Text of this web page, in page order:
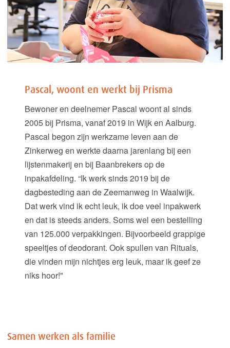
Pascal, woont en werkt bij Prisma
Bewoner en deelnemer Pascal woont al sinds
2005 bij Prisma, vanaf 2019 in Wijk en Aalburg.
Pascal begon zijn werkzame leven aan de
Zinkerweg en werkte daarna jarenlang bij een
lijstenmakerij en bij Baanbrekers op de
inpakafdeling. “Ik werk sinds 2019 bij de
dagbesteding aan de Zeemanweg in Waalwijk.
Dat werk vind ik echt leuk, ik doe veel inpakwerk
en dat is steeds anders. Soms wel een bestelling
van 125.000 verpakkingen. Bijvoorbeeld grappige
speeltjes of deodorant. Ook spullen van Rituals,
die vinden mijn nichtjes erg leuk, maar ik geef ze
niks hoor!"
Samen werken als familie